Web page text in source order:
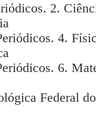
2.
4.
6.
Federal